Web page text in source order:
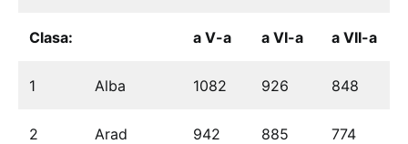
Clasa: a V-a a VI-a a VII-a
1 Alba 1082 926 848
2 Arad 942 885 774